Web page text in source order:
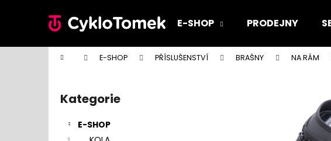
E-SHOP PRODEJNY
Domů E-SHOP PŘÍSLUŠENSTVÍ BRAŠNY NA RÁM
Přeskočit
kategorie
Kategorie
E-SHOP
í
Zpět
do
Zpět
do
Co